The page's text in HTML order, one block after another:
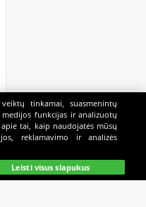
Mano Kazino
tinkamai, suasmenintų
funkcijas ir analizuotų
tai, kaip naudojatės mūsų
reklamavimo ir analizės
Leisti visus slapukus